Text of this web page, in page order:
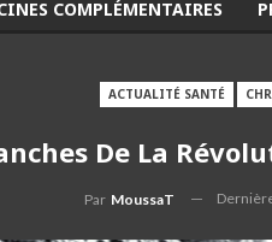
COMPLÉMENTAIRES
ACTUALITÉ SANTÉ
De La
Par MoussaT